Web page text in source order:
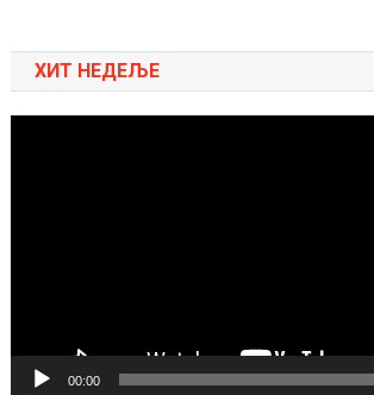
ХИТ НЕДЕЉЕ
00:00